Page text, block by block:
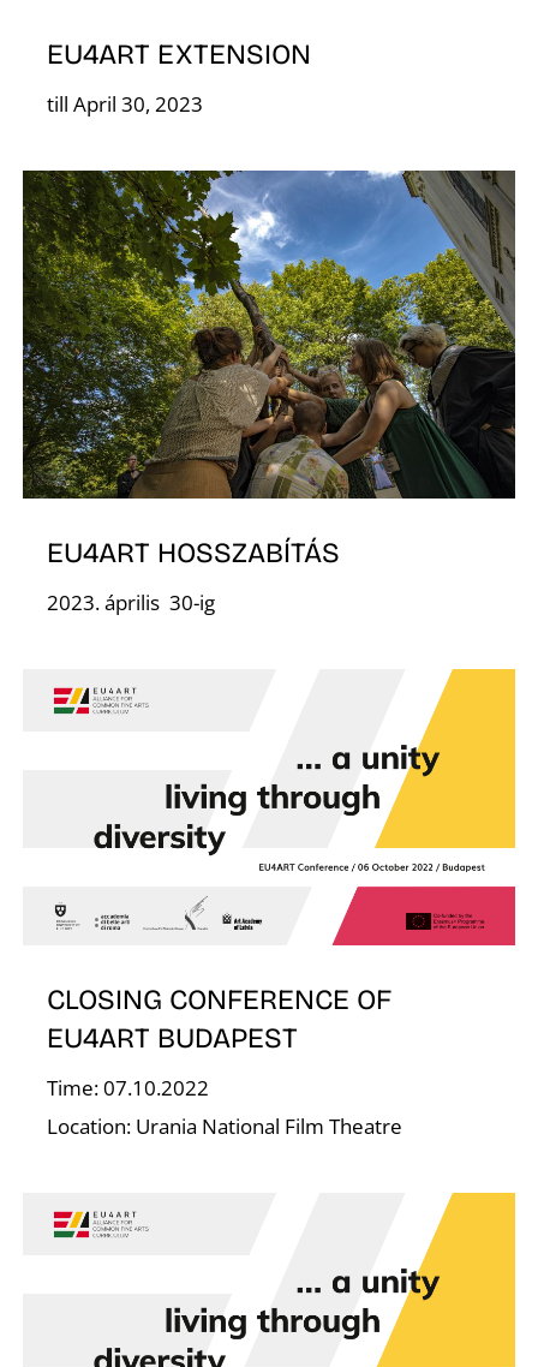
EU4ART EXTENSION
till April 30, 2023
EU4ART HOSSZABÍTÁS
2023. április 30-ig
CLOSING CONFERENCE OF
EU4ART BUDAPEST
Time: 07.10.2022
Location: Urania National Film Theatre